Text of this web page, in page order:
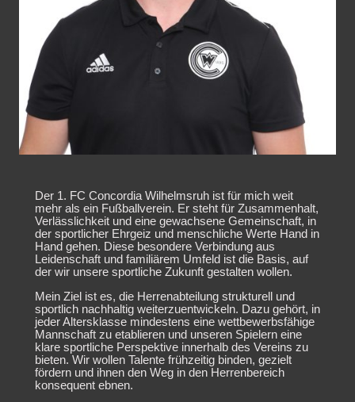
Der 1. FC Concordia Wilhelmsruh ist für mich weit
mehr als ein Fußballverein. Er steht für Zusammenhalt,
Verlässlichkeit und eine gewachsene Gemeinschaft, in
der sportlicher Ehrgeiz und menschliche Werte Hand in
Hand gehen. Diese besondere Verbindung aus
Leidenschaft und familiärem Umfeld ist die Basis, auf
der wir unsere sportliche Zukunft gestalten wollen.
Mein Ziel ist es, die Herrenabteilung strukturell und
sportlich nachhaltig weiterzuentwickeln. Dazu gehört, in
jeder Altersklasse mindestens eine wettbewerbsfähige
Mannschaft zu etablieren und unseren Spielern eine
klare sportliche Perspektive innerhalb des Vereins zu
bieten. Wir wollen Talente frühzeitig binden, gezielt
fördern und ihnen den Weg in den Herrenbereich
konsequent ebnen.